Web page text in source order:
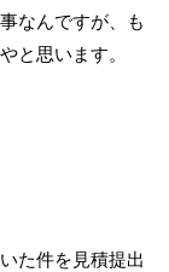
なんですが、も
と思います。
た件を見積提出